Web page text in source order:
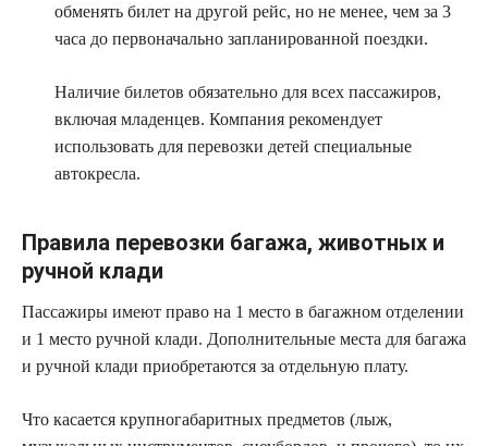
обменять билет на другой рейс, но не менее, чем за 3
часа до первоначально запланированной поездки.
Наличие билетов обязательно для всех пассажиров,
включая младенцев. Компания рекомендует
использовать для перевозки детей специальные
автокресла.
Правила перевозки багажа, животных и
ручной клади
Пассажиры имеют право на 1 место в багажном отделении
и 1 место ручной клади. Дополнительные места для багажа
и ручной клади приобретаются за отдельную плату.
Что касается крупногабаритных предметов (лыж,